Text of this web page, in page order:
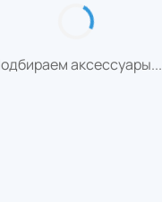
аксессуары...